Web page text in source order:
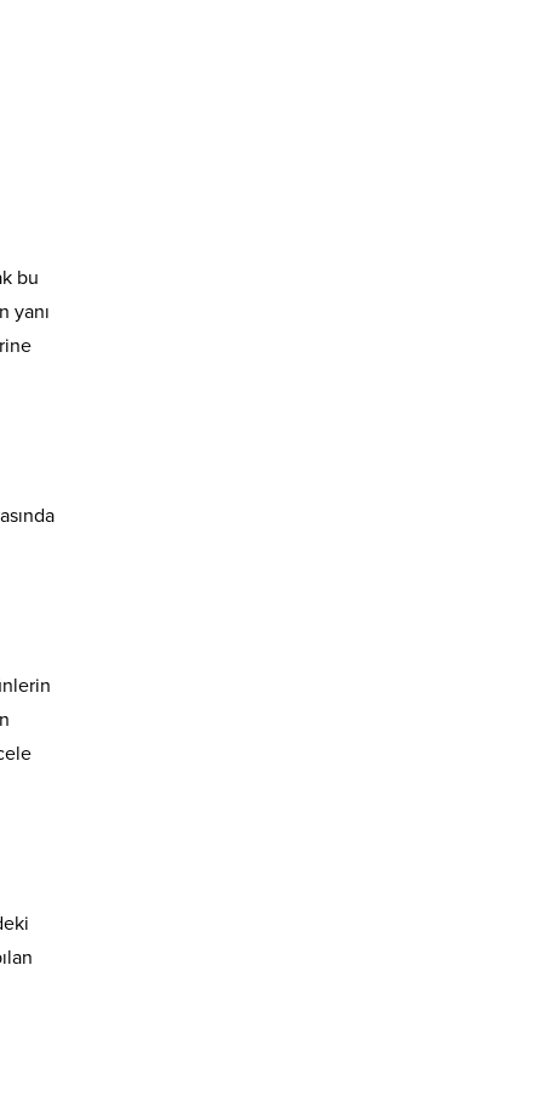
bu
yanı